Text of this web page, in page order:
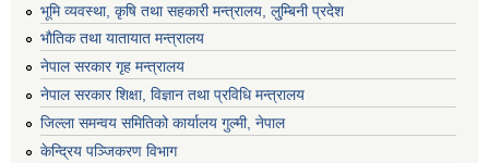
भूमि व्यवस्था, कृषि तथा सहकारी मन्त्रालय, लु्म्बिनी प्रदेश
भाैतिक तथा यातायात मन्त्रालय
नेपाल सरकार गृह मन्त्रालय
नेपाल सरकार शिक्षा, विज्ञान तथा प्रविधि मन्त्रालय
जिल्ला समन्वय समितिको कार्यालय गुल्मी, नेपाल
केन्द्रिय पञ्जिकरण विभाग